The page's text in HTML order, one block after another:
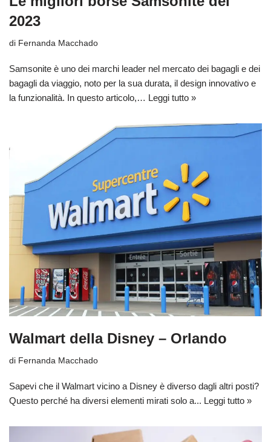
2023
di Fernanda Macchado
Samsonite è uno dei marchi leader nel mercato dei bagagli e dei
bagagli da viaggio, noto per la sua durata, il design innovativo e
la funzionalità. In questo articolo,… Leggi tutto »
Walmart della Disney – Orlando
di Fernanda Macchado
Sapevi che il Walmart vicino a Disney è diverso dagli altri posti?
Questo perché ha diversi elementi mirati solo a... Leggi tutto »